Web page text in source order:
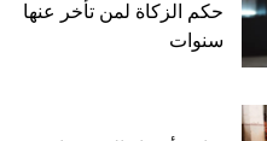
حكم الزكاة لمن تأخر عنها
سنوات